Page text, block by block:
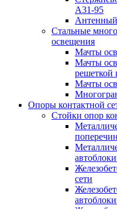
А31-95
Стальные
освещения
Мачты
Мачты
решеткой
Мачты
Опоры контактной
Стойки опор
сети